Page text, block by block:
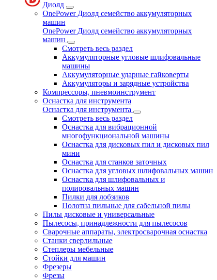
Диолд
OnePower Диолд семейство аккумуляторных
машин
OnePower Диолд семейство аккумуляторных
машин
Смотреть весь раздел
Аккумуляторные угловые шлифовальные
машины
Аккумуляторные ударные гайковерты
Аккумуляторы и зарядные устройства
Компрессоры, пневмоинструмент
Оснастка для инструмента
Оснастка для инструмента
Смотреть весь раздел
Оснастка для вибрационной
многофункциональной машины
Оснастка для дисковых пил и дисковых пил
мини
Оснастка для станков заточных
Оснастка для угловых шлифовальных машин
Оснастка для шлифовальных и
полировальных машин
Пилки для лобзиков
Полотна пильные для сабельной пилы
Пилы дисковые и универсальные
Пылесосы, принадлежности для пылесосов
Сварочные аппараты, электросварочная оснастка
Станки сверлильные
Степлеры мебельные
Стойки для машин
Фрезеры
Фрезы